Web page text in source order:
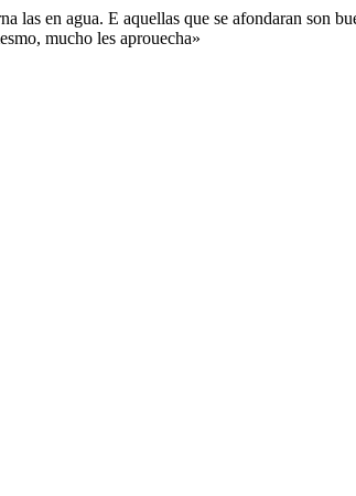
las en agua. E aquellas que se afondaran son
mucho les aprouecha»